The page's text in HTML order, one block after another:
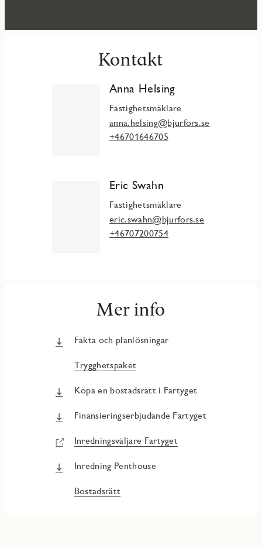
Kontakt
Anna Helsing
Fastighetsmäklare
anna.helsing@bjurfors.se
+46701646705
Eric Swahn
Fastighetsmäklare
eric.swahn@bjurfors.se
+46707200754
Mer info
Fakta och planlösningar
Trygghetspaket
Köpa en bostadsrätt i Fartyget
Finansieringserbjudande Fartyget
Inredningsväljare Fartyget
Inredning Penthouse
Bostadsrätt